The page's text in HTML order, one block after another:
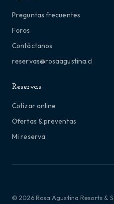
Preguntas frecuentes
Foros
Contáctanos
reservas@rosaagustina.cl
Reservas
Cotizar online
Ofertas & preventas
Mi reserva
© 2026 Rosa Agustina Resorts &